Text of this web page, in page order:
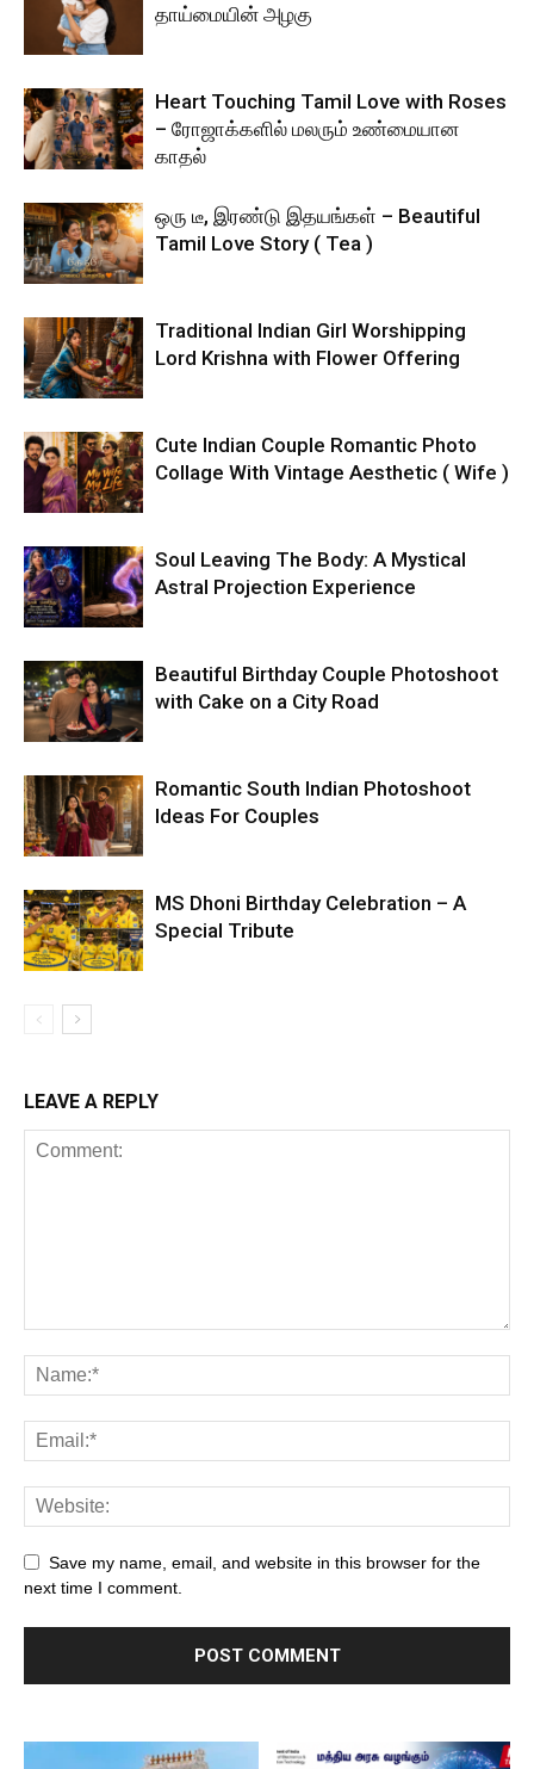
தாய்மையின் அழகு
Heart Touching Tamil Love with Roses
– ரோஜாக்களில் மலரும் உண்மையான
காதல்
ஒரு டீ, இரண்டு இதயங்கள் – Beautiful
Tamil Love Story ( Tea )
Traditional Indian Girl Worshipping
Lord Krishna with Flower Offering
Cute Indian Couple Romantic Photo
Collage With Vintage Aesthetic ( Wife )
Soul Leaving The Body: A Mystical
Astral Projection Experience
Beautiful Birthday Couple Photoshoot
with Cake on a City Road
Romantic South Indian Photoshoot
Ideas For Couples
MS Dhoni Birthday Celebration – A
Special Tribute
LEAVE A REPLY
Save my name, email, and website in this browser for the
next time I comment.